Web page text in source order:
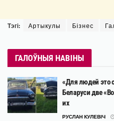
Тэгі: Артыкулы Бізнес
ГАЛОЎНЫЯ НАВІНЫ
«Для людей это
Беларуси две
их
РУСЛАН КУЛЕВІЧ